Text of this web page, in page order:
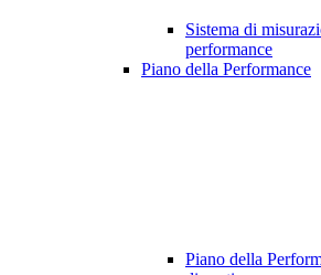
Sistema di
performance
Piano della Performance
Piano della